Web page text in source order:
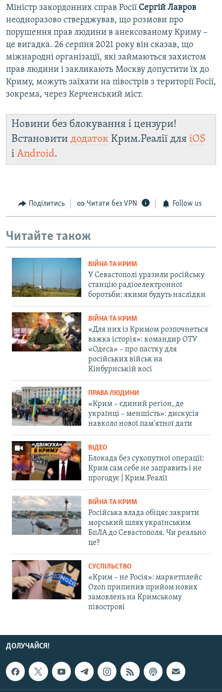
Міністр закордонних справ Росії Сергій Лавров
неодноразово стверджував, що розмови про
порушення прав людини в анексованому Криму –
це вигадка. 26 серпня 2021 року він сказав, що
міжнародні організації, які займаються захистом
прав людини і закликають Москву допустити їх до
Криму, можуть заїхати на півострів з території Росії,
зокрема, через Керченський міст.
Новини без блокування і цензури!
Встановити додаток Крим.Реалії для iOS
і Android.
Поділитись Читати без VPN Follow us
Читайте також
ВІЙНА ТА КРИМ
У Севастополі уразили російську
станцію радіоелектронної
боротьби: якими будуть наслідки
ВІЙНА ТА КРИМ
«Для них із Кримом розпочнеться
важка історія»: командир ОТУ
«Одеса» – про пастку для
російських військ на
Кінбурнській косі
ПРАВА ЛЮДИНИ
«Крим – єдиний регіон, де
українці – меншість»: дискусія
навколо нової пам'ятної дати
ВІДЕО
Блокада без сухопутної операції:
Крим сам себе не заправить і не
прогодує | Крим.Реалії
ВІЙНА ТА КРИМ
Російська влада обіцяє закрити
морський шлях українським
БпЛА до Севастополя. Чи реально
це?
СУСПІЛЬСТВО
«Крим – не Росія»: маркетплейс
Ozon припинив прийом нових
замовлень на Кримському
півострові
ДОЛУЧАЙСЯ!